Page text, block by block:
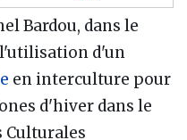
Bardou, dans le
l'utilisation d'un
en interculture pour
d'hiver dans le
Culturales